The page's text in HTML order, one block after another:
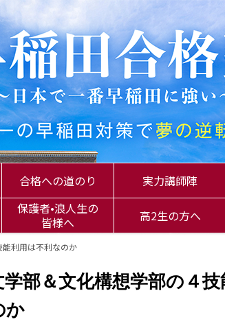
合格への道のり 実力講師陣
保護者•浪人生の
皆様へ
高2生の方へ
利用は不利なのか
部＆文化構想学部の４
か